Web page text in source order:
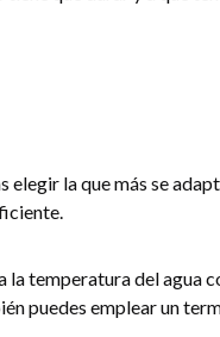
la que más se
temperatura del agua
puedes emplear un